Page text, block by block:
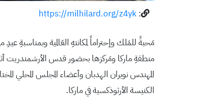
:
https://milhilard.org/z4yk
مَحبةً للمَلك وإحتراماً لمكانتهِ العَالمية
منطقةِ ماركا ومَركزها بحضور قدس الأرشمندريت
المهندس نويران الهدبان وأعضاء المجلس المحلي
الكنيسة الأرثوذكسية في ماركا.